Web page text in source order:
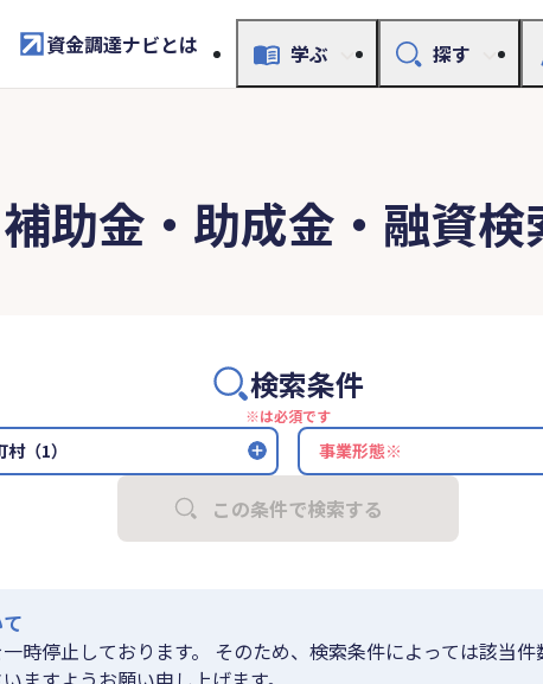
資金調達ナビとは 学ぶ 探す
補助金・助成金・融資検
検索条件
※は必須です
（1）
この条件で検索する
時停止しております。 そのため、検索条件によっては該当